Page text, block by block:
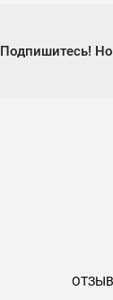
Подпишитесь!